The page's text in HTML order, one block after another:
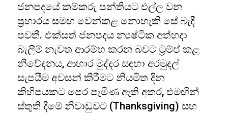
ජනපදයේ කම්කරු පන්තියට එල්ල වන
ප්‍රහාරය සමඟ වෙන්කළ නොහැකි සේ බැඳී
පවතී. එක්සත් ජනපදය න්‍යෂ්ටික අත්හදා
බැලීම් නැවත ආරම්භ කරන බවට ට්‍රම්ප් කළ
නිවේදනය, ආහාර මුද්දර සඳහා අරමුදල්
සැපයීම අවසන් කිරීමට නියමිත දින
කිහිපයකට පෙර පැමිණ ඇති අතර, එමඟින්
ස්තුති දීමේ නිවාඩුවට (Thanksgiving) සහ